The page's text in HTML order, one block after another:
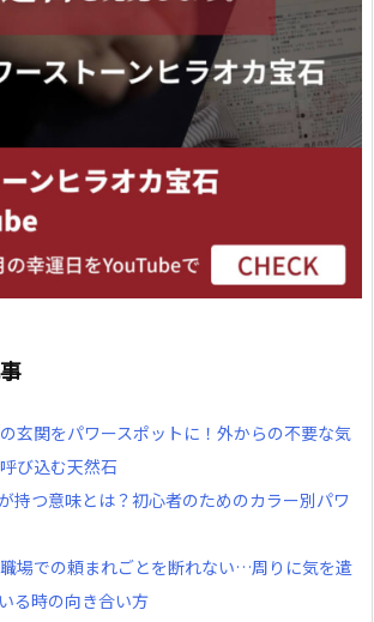
玄関をパワースポットに！外からの不要な気
び込む天然石
持つ意味とは？初心者のためのカラー別パワ
職場での頼まれごとを断れない…周りに気を遣
る時の向き合い方